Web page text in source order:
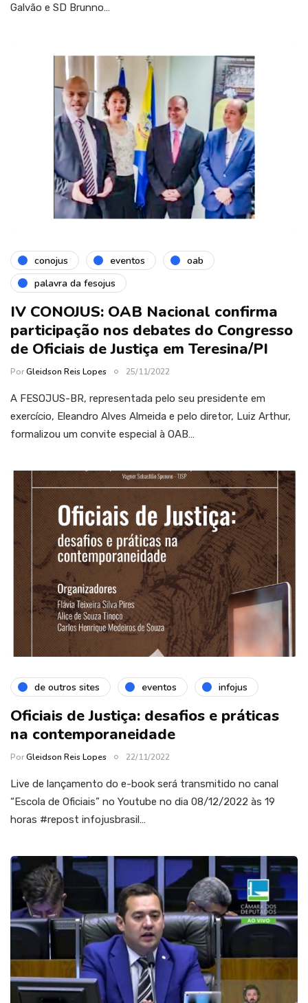
Galvão e SD Brunno…
conojus eventos
oab
palavra da fesojus
IV CONOJUS: OAB Nacional confirma
participação nos debates do Congresso
de Oficiais de Justiça em Teresina/PI
PorGleidson Reis Lopes 25/11/2022
A FESOJUS-BR, representada pelo seu presidente em
exercício, Eleandro Alves Almeida e pelo diretor, Luiz Arthur,
formalizou um convite especial à OAB…
de outros sites eventos infojus
Oficiais de Justiça: desafios e práticas
na contemporaneidade
PorGleidson Reis Lopes 22/11/2022
Live de lançamento do e-book será transmitido no canal
“Escola de Oficiais” no Youtube no dia 08/12/2022 às 19
horas #repost infojusbrasil…